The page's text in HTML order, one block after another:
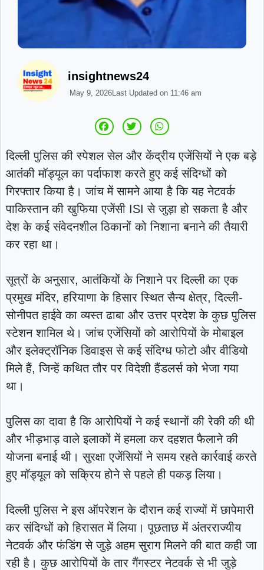
insightnews24
May 9, 2026Last Updated on 11:46 am
दिल्ली पुलिस की स्पेशल सेल और केंद्रीय एजेंसियों ने एक बड़े
आतंकी मॉड्यूल का पर्दाफाश करते हुए कई संदिग्धों को
गिरफ्तार किया है। जांच में सामने आया है कि यह नेटवर्क
पाकिस्तान की खुफिया एजेंसी ISI से जुड़ा हो सकता है और
देश के कई संवेदनशील ठिकानों को निशाना बनाने की तैयारी
कर रहा था।
सूत्रों के अनुसार, आतंकियों के निशाने पर दिल्ली का एक
प्रमुख मंदिर, हरियाणा के हिसार स्थित सैन्य क्षेत्र, दिल्ली-
सोनीपत हाईवे का व्यस्त ढाबा और उत्तर प्रदेश के कुछ पुलिस
स्टेशन शामिल थे। जांच एजेंसियों को आरोपियों के मोबाइल
और इलेक्ट्रॉनिक डिवाइस से कई संदिग्ध फोटो और वीडियो
मिले हैं, जिन्हें कथित तौर पर विदेशी हैंडलर्स को भेजा गया
था।
पुलिस का दावा है कि आरोपियों ने कई स्थानों की रेकी की थी
और भीड़भाड़ वाले इलाकों में हमला कर दहशत फैलाने की
योजना बनाई थी। सुरक्षा एजेंसियों ने समय रहते कार्रवाई करते
हुए मॉड्यूल को सक्रिय होने से पहले ही पकड़ लिया।
दिल्ली पुलिस ने इस ऑपरेशन के दौरान कई राज्यों में छापेमारी
कर संदिग्धों को हिरासत में लिया। पूछताछ में अंतरराज्यीय
नेटवर्क और फंडिंग से जुड़े अहम सुराग मिलने की बात कही जा
रही है। कुछ आरोपियों के तार गैंगस्टर नेटवर्क से भी जुड़े